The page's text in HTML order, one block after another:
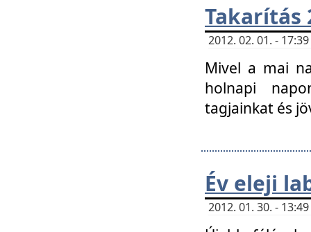
Takarítás
2012. 02. 01. -
Mivel a mai
holnapi
tagjainkat és
Év eleji
2012. 01. 30. -